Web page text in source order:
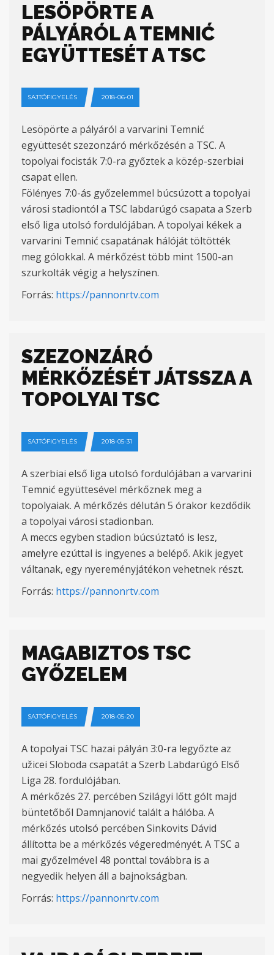
LESÖPÖRTE A
PÁLYÁRÓL A TEMNIĆ
EGYÜTTESÉT A TSC
SAJTÓFIGYELÉS 2018-06-01
Lesöpörte a pályáról a varvarini Temnić
együttesét szezonzáró mérkőzésén a TSC. A
topolyai focisták 7:0-ra győztek a közép-szerbiai
csapat ellen.
Fölényes 7:0-ás győzelemmel búcsúzott a topolyai
városi stadiontól a TSC labdarúgó csapata a Szerb
első liga utolsó fordulójában. A topolyai kékek a
varvarini Temnić csapatának hálóját töltötték
meg gólokkal. A mérkőzést több mint 1500-an
szurkolták végig a helyszínen.
Forrás: https://pannonrtv.com
SZEZONZÁRÓ
MÉRKŐZÉSÉT JÁTSSZA A
TOPOLYAI TSC
SAJTÓFIGYELÉS 2018-05-31
A szerbiai első liga utolsó fordulójában a varvarini
Temnić együttesével mérkőznek meg a
topolyaiak. A mérkőzés délután 5 órakor kezdődik
a topolyai városi stadionban.
A meccs egyben stadion búcsúztató is lesz,
amelyre ezúttal is ingyenes a belépő. Akik jegyet
váltanak, egy nyereményjátékon vehetnek részt.
Forrás: https://pannonrtv.com
MAGABIZTOS TSC
GYŐZELEM
SAJTÓFIGYELÉS 2018-05-20
A topolyai TSC hazai pályán 3:0-ra legyőzte az
užicei Sloboda csapatát a Szerb Labdarúgó Első
Liga 28. fordulójában.
A mérkőzés 27. percében Szilágyi lőtt gólt majd
büntetőből Damnjanović talált a hálóba. A
mérkőzés utolsó percében Sinkovits Dávid
állította be a mérkőzés végeredményét. A TSC a
mai győzelmével 48 ponttal továbbra is a
negyedik helyen áll a bajnokságban.
Forrás: https://pannonrtv.com